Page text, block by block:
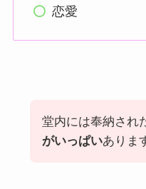
恋愛
堂内には奉納され
がいっぱいありま